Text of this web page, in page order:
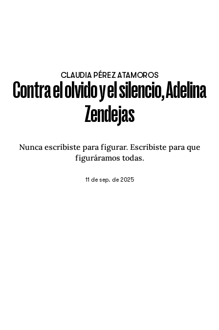
CLAUDIA PÉREZ ATAMOROS
Contra el olvido y el silencio, Adelina
Zendejas
Nunca escribiste para figurar. Escribiste para que
figuráramos todas.
11 de sep. de 2025